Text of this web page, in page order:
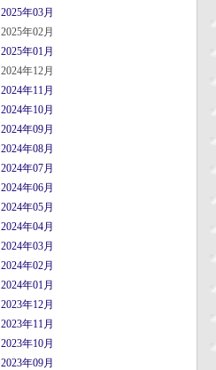
2025年03月
2025年02月
2025年01月
2024年12月
2024年11月
2024年10月
2024年09月
2024年08月
2024年07月
2024年06月
2024年05月
2024年04月
2024年03月
2024年02月
2024年01月
2023年12月
2023年11月
2023年10月
2023年09月